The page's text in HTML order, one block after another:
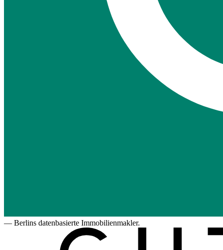
— Berlins datenbasierte Immobilienmakler.